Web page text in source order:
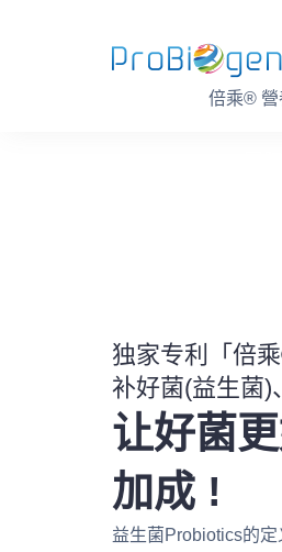
倍乘® 營
独家专利「倍
补好菌(益生菌)
让好菌
加成 !
益生菌Probiotics的